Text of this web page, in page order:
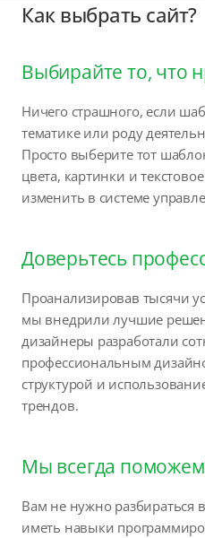
Как выбрать сайт?
Выбирайте то, что
Ничего страшного, если
тематике или роду
Просто выберите тот
цвета, картинки и
изменить в системе
Доверьтесь
Проанализировав тысячи
мы внедрили лучшие
дизайнеры разработали
профессиональным
структурой и
трендов.
Мы всегда
Вам не нужно разбираться
иметь навыки